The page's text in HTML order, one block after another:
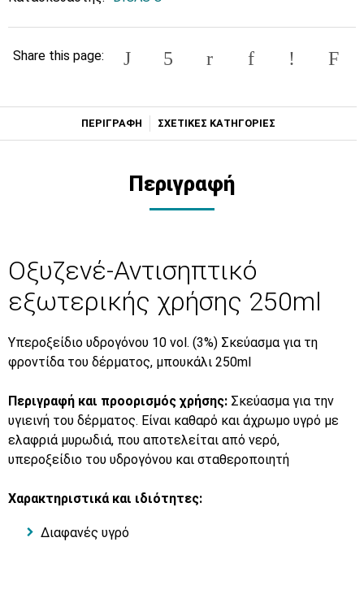
Share this page:
ΠΕΡΙΓΡΑΦΗ ΣΧΕΤΙΚΕΣ ΚΑΤΗΓΟΡΙΕΣ
Περιγραφή
Οξυζενέ-Αντισηπτικό
εξωτερικής χρήσης 250ml
Υπεροξείδιο υδρογόνου 10 vol. (3%) Σκεύασμα για τη
φροντίδα του δέρματος, μπουκάλι 250ml
Περιγραφή και προορισμός χρήσης: Σκεύασμα για την
υγιεινή του δέρματος. Είναι καθαρό και άχρωμο υγρό με
ελαφριά μυρωδιά, που αποτελείται από νερό,
υπεροξείδιο του υδρογόνου και σταθεροποιητή
Χαρακτηριστικά και ιδιότητες:
Διαφανές υγρό